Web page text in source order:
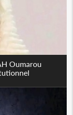
Oumarou